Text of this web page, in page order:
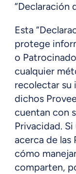
“Declaración
Esta
protege
o
cualquier
recolectar su
dichos
cuentan con
Privacidad.
acerca de las
cómo
comparten,